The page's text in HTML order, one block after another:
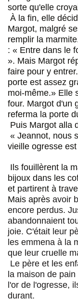
sorte qu'elle
À la fin, elle
Margot, malgré
remplir la
: « Entre dans le
». Mais Margot
faire pour y
porte est assez
moi-même.» Elle
four. Margot d'un
referma la porte
Puis Margot alla
« Jeannot, nous
vieille ogresse
Ils fouillèrent la
bijoux dans les
et partirent à
Mais après avoir
encore perdus.
abandonnaient
joie. C'était leur
les emmena à la
que leur cruelle
Le père et les
la maison de
l'or de l'ogresse,
durant.